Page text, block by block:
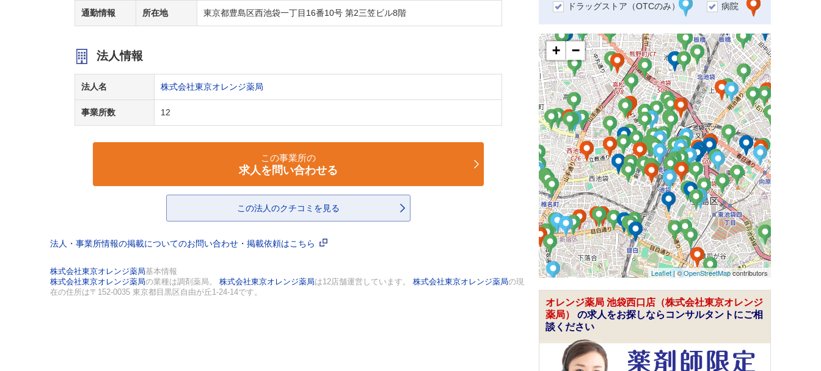
通勤情報 所在地 東京都豊島区西池袋一丁目16番10号 第2三笠ビル8階
法人情報
法人名 株式会社東京オレンジ薬局
事業所数 12
この事業所の
求人を問い合わせる
この法人のクチコミを見る
法人・事業所情報の掲載についてのお問い合わせ・掲載依頼はこちら
株式会社東京オレンジ薬局基本情報
株式会社東京オレンジ薬局の業種は調剤薬局。 株式会社東京オレンジ薬局は12店舗運営しています。 株式会社東京オレンジ薬局の現
在の住所は〒152-0035 東京都目黒区自由が丘1-24-14です。
ドラッグストア（OTCのみ） 病院
+ −
Leaflet| ©OpenStreetMapcontributors
オレンジ薬局 池袋西口店（株式会社東京オレンジ
薬局） の求人をお探しならコンサルタントにご相
談ください